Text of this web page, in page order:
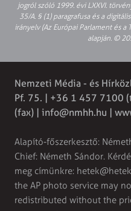
jogról szóló 1999. évi LXXVI.
35/A. § (1) paragrafusa és a
irányelv (Az Európai Parlament és a
alapján. ©
Nemzeti Média - és
Pf. 75. | +36 1 457 7100
(fax) | info@nmhh.hu |
Alapító-főszerkesztő:
Chief: Németh Sándor.
meg címünkre:
the AP photo service may
redistributed without the